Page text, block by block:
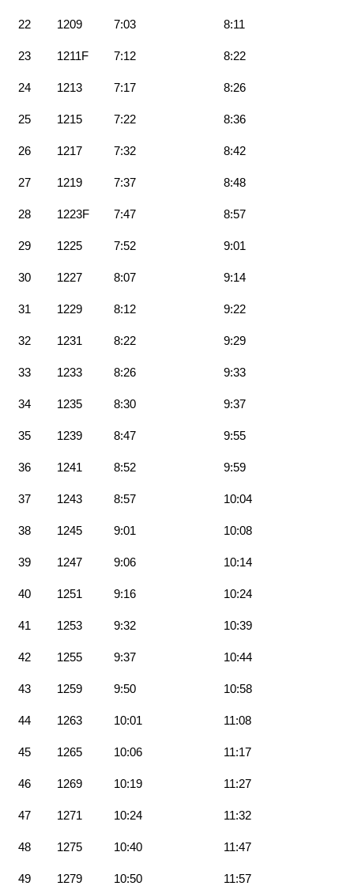
22 1209 7:03 8:11
23 1211F 7:12 8:22
24 1213 7:17 8:26
25 1215 7:22 8:36
26 1217 7:32 8:42
27 1219 7:37 8:48
28 1223F 7:47 8:57
29 1225 7:52 9:01
30 1227 8:07 9:14
31 1229 8:12 9:22
32 1231 8:22 9:29
33 1233 8:26 9:33
34 1235 8:30 9:37
35 1239 8:47 9:55
36 1241 8:52 9:59
37 1243 8:57 10:04
38 1245 9:01 10:08
39 1247 9:06 10:14
40 1251 9:16 10:24
41 1253 9:32 10:39
42 1255 9:37 10:44
43 1259 9:50 10:58
44 1263 10:01 11:08
45 1265 10:06 11:17
46 1269 10:19 11:27
47 1271 10:24 11:32
48 1275 10:40 11:47
49 1279 10:50 11:57